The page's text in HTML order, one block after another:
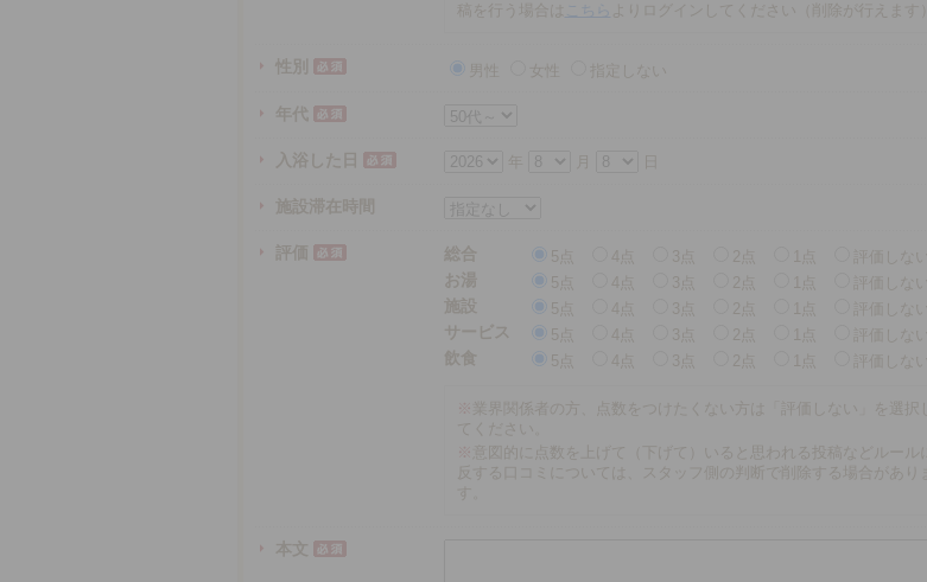
稿を行う場合は
こちら よりログインしてください（削除が行えます）
性別 男性 女性 指定しない
年代
入浴した日 年
施設滞在時間
評価 総合 5点 3点 2点 1点
評価しない
お湯
5点 3点 2点 1点
評価しない
施設
5点 3点 2点 1点
評価しない
サービス
5点 3点 2点 1点
評価しない
飲食
5点 3点 2点 1点 評価しない
※ 業界関係者の方、点数をつけたくない方は「評価しない」を選択し
てください。
※ 意図的に点数を上げて（下げて）いると思われる投稿などルールに
反する口コミについては、スタッフ側の判断で削除する場合がありま
本文